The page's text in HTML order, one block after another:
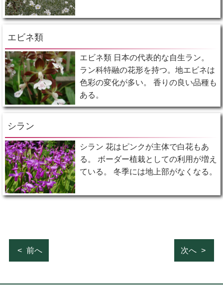
エビネ類
エビネ類 日本の代表的な自生ラン。
ラン科特融の花形を持つ。地エビネは
色彩の変化が多い。 香りの良い品種も
ある。
シラン
シラン 花はピンクが主体で白花もあ
る。 ボーダー植栽としての利用が増え
ている。 冬季には地上部がなくなる。
前へ 次へ